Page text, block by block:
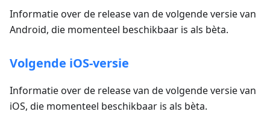
Informatie over de release van de volgende versie van
Android, die momenteel beschikbaar is als bèta.
Volgende iOS-versie
Informatie over de release van de volgende versie van
iOS, die momenteel beschikbaar is als bèta.